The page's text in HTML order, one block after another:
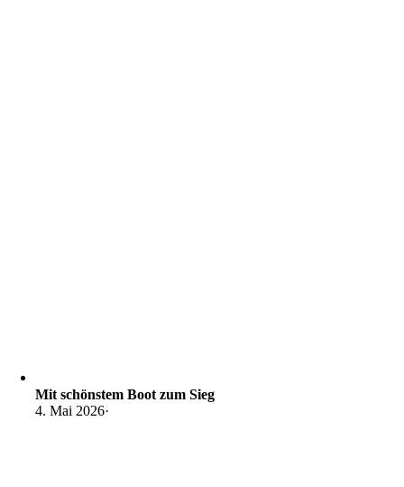
Mit schönstem Boot zum Sieg
4. Mai 2026·